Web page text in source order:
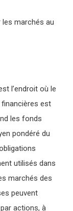
marchés au
l’endroit où le
est
les fonds
pondéré du
utilisés dans
marchés des
peuvent
actions, à